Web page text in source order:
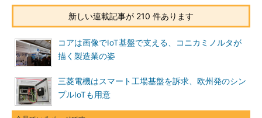
新しい連載記事が 210 件あります
コアは画像でIoT基盤で支える、コニカミノルタが
描く製造業の姿
三菱電機はスマート工場基盤を訴求、欧州発のシン
プルIoTも用意